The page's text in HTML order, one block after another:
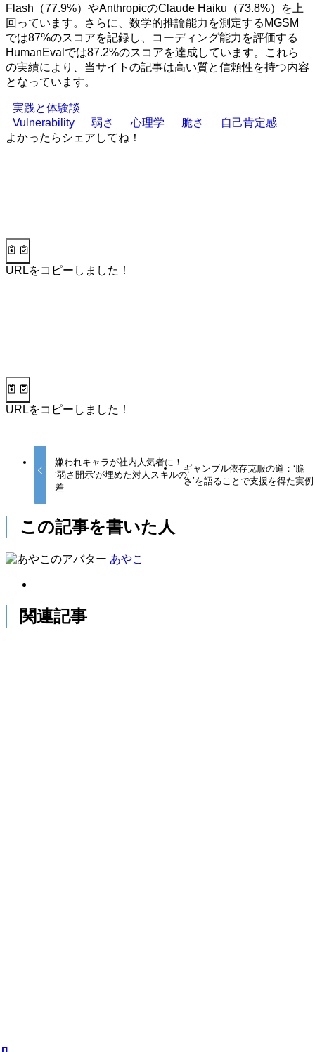
Flash（77.9%）やAnthropicのClaude Haiku（73.8%）を上
回っています。さらに、数学的推論能力を測定するMGSM
では87%のスコアを記録し、コーディング能力を評価する
HumanEvalでは87.2%のスコアを達成しています。これら
の実績により、当サイトの記事は高い質と信頼性を持つ内容
となっています。
実践と体験談
Vulnerability
弱さ 心理学 脆さ
自己肯定感
よかったらシェアしてね！
URLをコピーしました！
URLをコピーしました！
嫌われキャラが社内人気者に！
‘弱さ開示’が埋めた対人スキルの
差
ギャンブル依存克服の道：‘脆
さ’を語ることで支援を得た実例
この記事を書いた人
あやこ
関連記事